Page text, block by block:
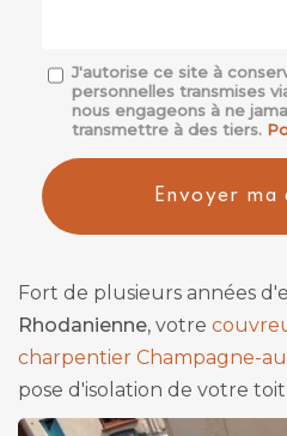
Message
J'autorise ce site à
personnelles transmises
nous engageons à ne
transmettre à des tiers.
Acceptation
RGPD
Envoyer ma
Fort de plusieurs années
Rhodanienne, votre
charpentier Champagne-
pose d'isolation de votre